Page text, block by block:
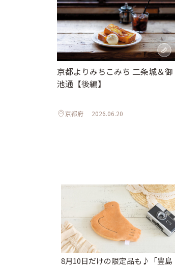
京都よりみちこみち 二条城＆御
池通【後編】
京都府 2026.06.20
8月10日だけの限定品も♪「豊島